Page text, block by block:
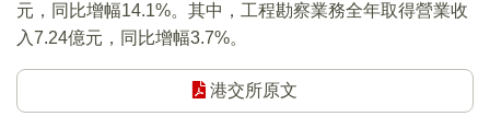
元，同比增幅14.1%。其中，工程勘察業務全年取得營業收
入7.24億元，同比增幅3.7%。
港交所原文